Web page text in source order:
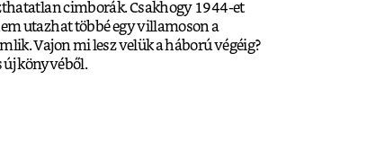
cimborák. Csakhogy 1944-et
utazhat többé egy villamoson a
Vajon mi lesz velük a háború végéig?
új könyvéből.